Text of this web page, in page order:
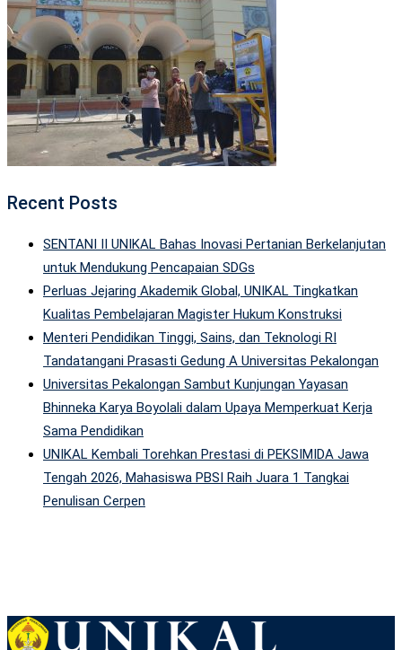
Recent Posts
SENTANI II UNIKAL Bahas Inovasi Pertanian Berkelanjutan
untuk Mendukung Pencapaian SDGs
Perluas Jejaring Akademik Global, UNIKAL Tingkatkan
Kualitas Pembelajaran Magister Hukum Konstruksi
Menteri Pendidikan Tinggi, Sains, dan Teknologi RI
Tandatangani Prasasti Gedung A Universitas Pekalongan
Universitas Pekalongan Sambut Kunjungan Yayasan
Bhinneka Karya Boyolali dalam Upaya Memperkuat Kerja
Sama Pendidikan
UNIKAL Kembali Torehkan Prestasi di PEKSIMIDA Jawa
Tengah 2026, Mahasiswa PBSI Raih Juara 1 Tangkai
Penulisan Cerpen